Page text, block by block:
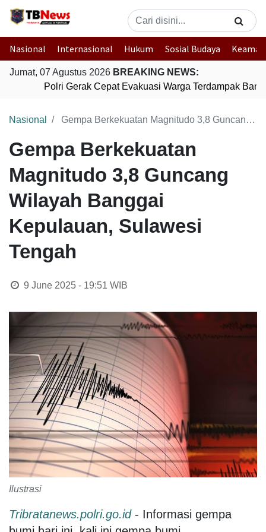
Nasional Internasional Hukum Sosial Budaya
Jumat, 07 Agustus 2026 BREAKING NEWS:
Polri Gerak Cepat Evakuasi Warga Terdampak
Nasional Gempa Berkekuatan Magnitudo 3,8 Guncang Wilayah Banggai Kepulauan, Sulawesi Tengah
Gempa Berkekuatan
Magnitudo 3,8 Guncang
Wilayah Banggai
Kepulauan, Sulawesi
Tengah
9 June 2025 - 19:51 WIB
Ilustrasi
Tribratanews.polri.go.id- Informasi gempa